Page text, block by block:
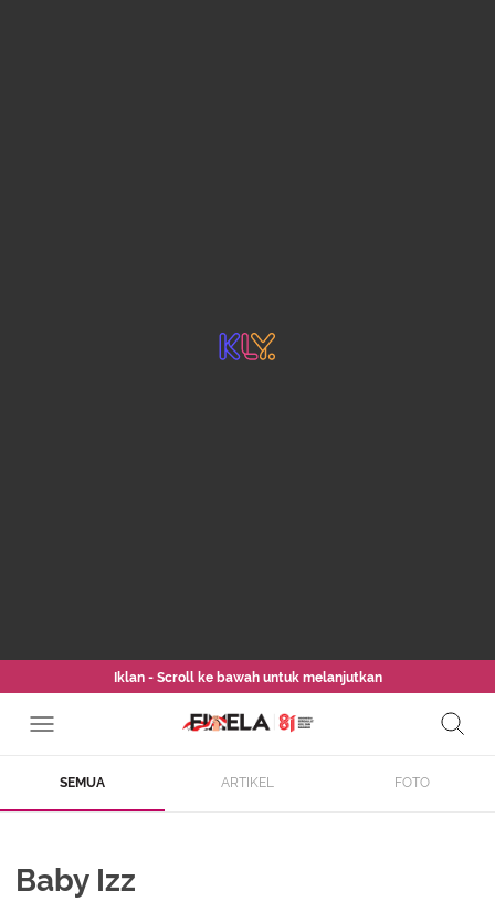
Iklan - Scroll ke bawah untuk melanjutkan
SEMUA ARTIKEL FOTO
Baby Izz